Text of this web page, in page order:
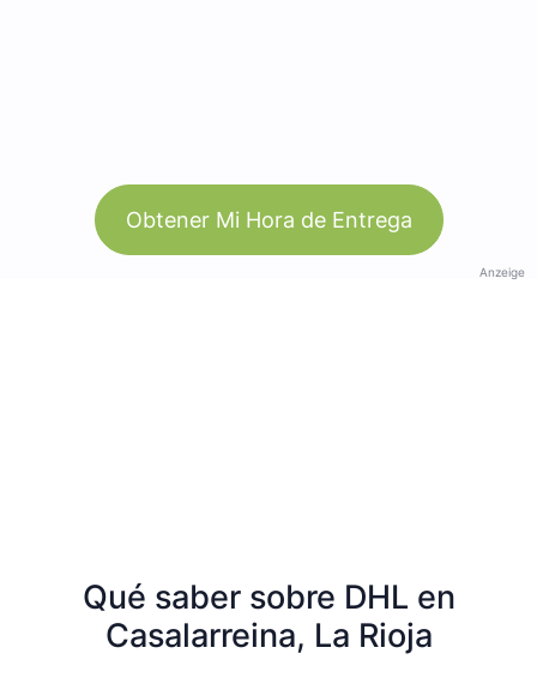
Obtener Mi Hora de Entrega
Anzeige
Qué saber sobre DHL en
Casalarreina, La Rioja